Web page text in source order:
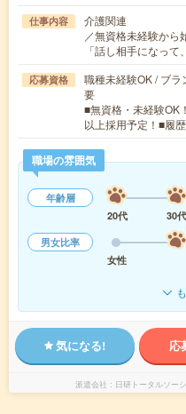
仕事内容
介護関連
／無資格未経験から
「話し相手になっ
応募資格
職種未経験OK / ブラ
要
■無資格・未経験OK
以上採用予定！■履
職場の雰囲気
年齢層
20代
30代
男女比率
女性
気になる! 応
派遣会社 日研トータルソー